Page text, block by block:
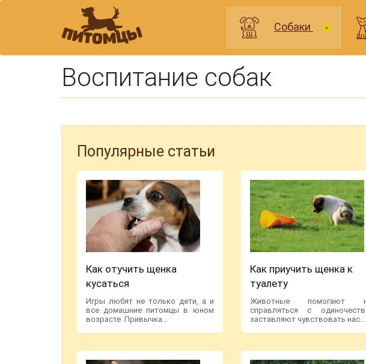
Собаки
Воспитание собак
Популярные статьи
Как отучить щенка
кусаться
Игры любят не только дети, а и
все домашние питомцы в юном
возрасте. Привычка…
Как приучить щенка к
туалету
Животные помогают
справляться с
заставляют чувствовать нас…